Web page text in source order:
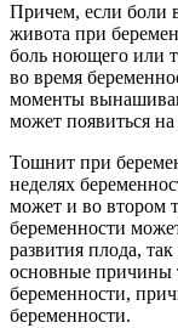
Причем, если боли
живота при
боль ноющего или
во время
моменты
может появиться
Тошнит при
неделях
может и во втором
беременности
развития плода,
основные причины
беременности,
беременности.